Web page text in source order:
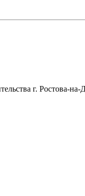
г. Ростова-на-